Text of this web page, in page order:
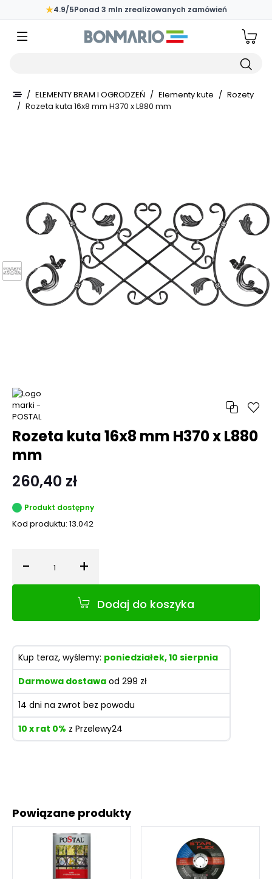
Przejdź do głównej zawartości strony
★4.9/5Ponad 3 mln zrealizowanych zamówień
/ ELEMENTY BRAM I OGRODZEŃ / Elementy kute / Rozety
/ Rozeta kuta 16x8 mm H370 x L880 mm
Powiązane produkty
Rozeta kuta 16x8 mm H370 x L880
mm
260,40 zł
Produkt dostępny
Kod produktu: 13.042
- Ilość +
Dodaj do koszyka
Kup teraz, wyślemy: poniedziałek, 10 sierpnia
Darmowa dostawa od 299 zł
14 dni na zwrot bez powodu
10 x rat 0% z Przelewy24